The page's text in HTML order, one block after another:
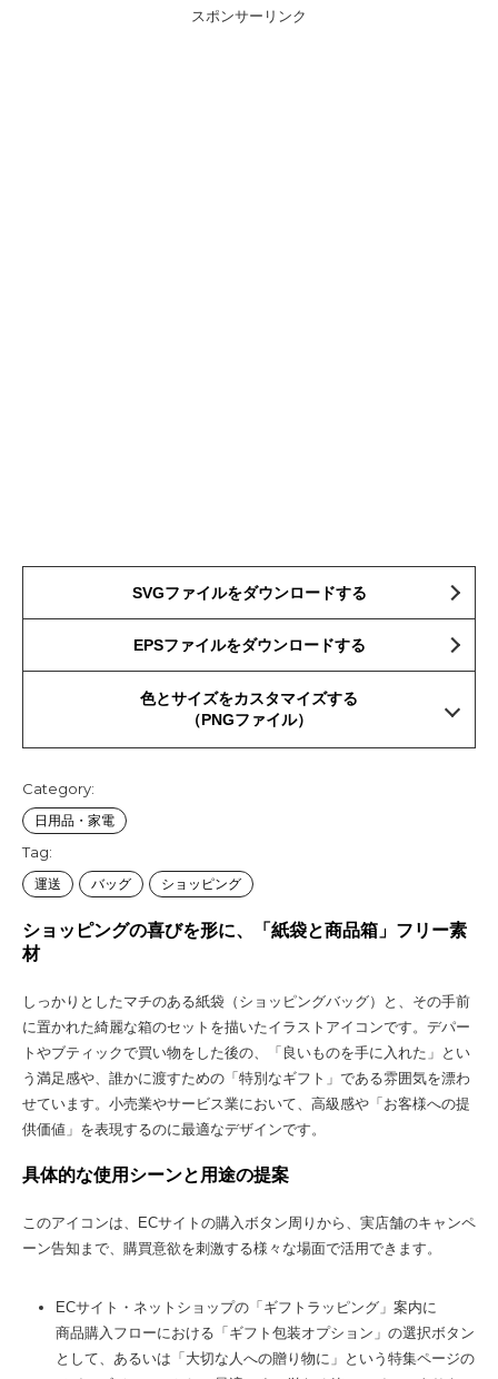
スポンサーリンク
SVGファイルをダウンロードする
EPSファイルをダウンロードする
色とサイズをカスタマイズする
（PNGファイル）
Category:
日用品・家電
Tag:
運送 バッグ ショッピング
ショッピングの喜びを形に、「紙袋と商品箱」フリー素
材
しっかりとしたマチのある紙袋（ショッピングバッグ）と、その手前
に置かれた綺麗な箱のセットを描いたイラストアイコンです。デパー
トやブティックで買い物をした後の、「良いものを手に入れた」とい
う満足感や、誰かに渡すための「特別なギフト」である雰囲気を漂わ
せています。小売業やサービス業において、高級感や「お客様への提
供価値」を表現するのに最適なデザインです。
具体的な使用シーンと用途の提案
このアイコンは、ECサイトの購入ボタン周りから、実店舗のキャンペ
ーン告知まで、購買意欲を刺激する様々な場面で活用できます。
ECサイト・ネットショップの「ギフトラッピング」案内に
商品購入フローにおける「ギフト包装オプション」の選択ボタン
として、あるいは「大切な人への贈り物に」という特集ページの